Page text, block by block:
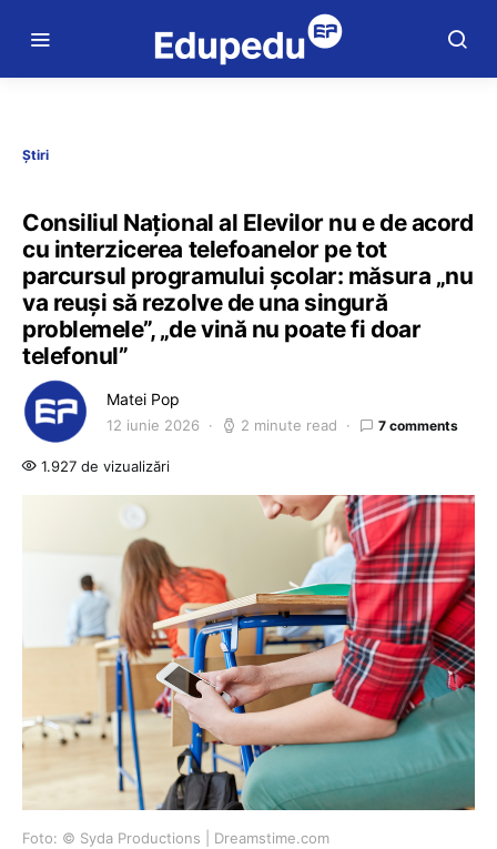
Știri
Consiliul Național al Elevilor nu e de acord
cu interzicerea telefoanelor pe tot
parcursul programului școlar: măsura „nu
va reuși să rezolve de una singură
problemele”, „de vină nu poate fi doar
telefonul”
Matei Pop
12 iunie 2026 2 minute read 7 comments
1.927 de vizualizări
Foto: © Syda Productions | Dreamstime.com